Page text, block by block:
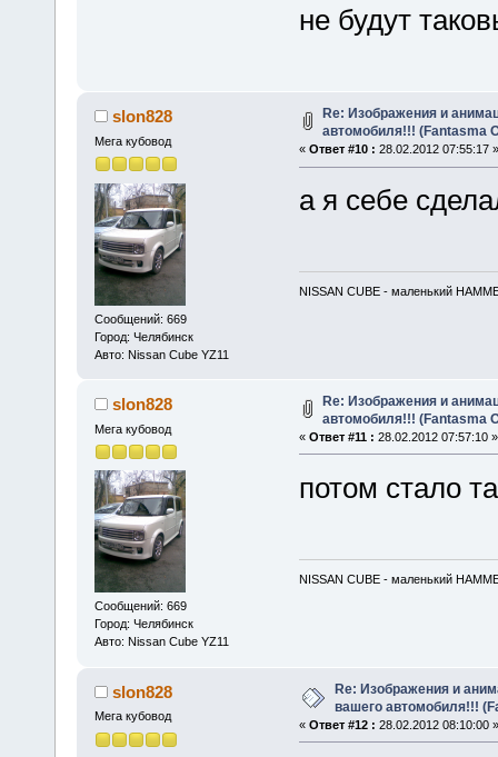
не будут
slon828
Мега кубовод
Сообщений: 669
Город: Челябинск
Авто: Nissan Cube YZ11
Re: Изображения и
автомобиля!!! (Fantasma
« Ответ #10 : 28.02.2012 07:55:17 »
а я себе
NISSAN CUBE - маленький
slon828
Мега кубовод
Сообщений: 669
Город: Челябинск
Авто: Nissan Cube YZ11
Re: Изображения и
автомобиля!!! (Fantasma
« Ответ #11 : 28.02.2012 07:57:10 »
потом стало
NISSAN CUBE - маленький
slon828
Мега кубовод
Re: Изображения и
вашего автомобиля!!!
« Ответ #12 : 28.02.2012 08:10:00 »